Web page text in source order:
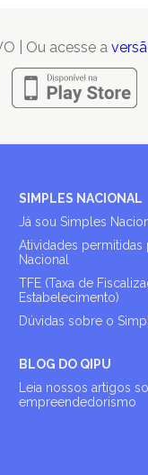
| Ou acesse a
SIMPLES NACIONAL
Já sou Simples
Atividades permitidas
Nacional
TFE (Taxa de
Estabelecimento)
Dúvidas sobre o
BLOG DO QIPU
Leia nossos artigos
empreendedorismo